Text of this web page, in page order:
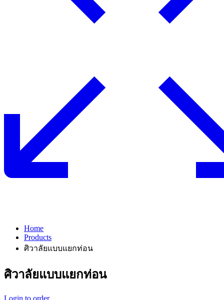
Home
Products
ศิวาลัยแบบแยกท่อน
ศิวาลัยแบบแยกท่อน
Login to order